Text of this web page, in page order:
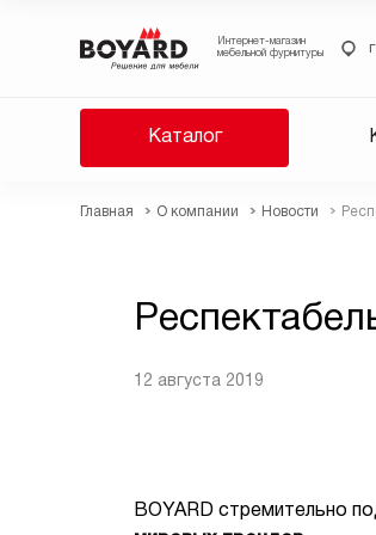
Интернет-магазин
мебельной фурнитуры
Каталог
Главная О компании Новости
12 августа 2019
BOYARD стремительно